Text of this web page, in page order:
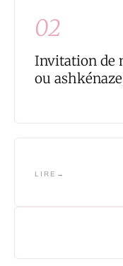
02
Invitation de
ou
LIRE